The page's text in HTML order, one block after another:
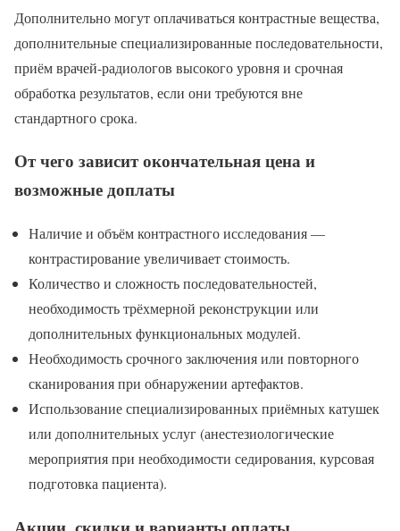
Дополнительно могут оплачиваться контрастные вещества,
дополнительные специализированные последовательности,
приём врачей-радиологов высокого уровня и срочная
обработка результатов, если они требуются вне
стандартного срока.
От чего зависит окончательная цена и
возможные доплаты
Наличие и объём контрастного исследования —
контрастирование увеличивает стоимость.
Количество и сложность последовательностей,
необходимость трёхмерной реконструкции или
дополнительных функциональных модулей.
Необходимость срочного заключения или повторного
сканирования при обнаружении артефактов.
Использование специализированных приёмных катушек
или дополнительных услуг (анестезиологические
мероприятия при необходимости седирования, курсовая
подготовка пациента).